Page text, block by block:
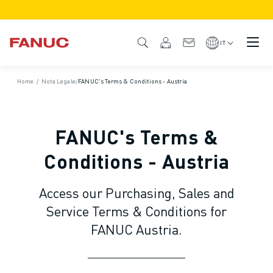
DESCRIZIONE DEL PRODOTTO
FUNZIONI/OPZIONI DEL CNC
PERSONALIZZAZIONE DEL PRODOTTO
SIMULAZIONE - SOLUZIONI DIGITAL TWIN
PRODOTTI EDUCATIONAL CNC
SOLUZIONI RETROFIT
MODELLI CNC AVANZATI
IT
Home / Nota Legale/FANUC's Terms & Conditions - Austria
FANUC's Terms &
Conditions - Austria
Access our Purchasing, Sales and
Service Terms & Conditions for
FANUC Austria.